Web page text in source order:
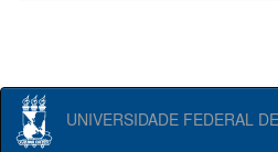
UNIVERSIDADE FEDERAL